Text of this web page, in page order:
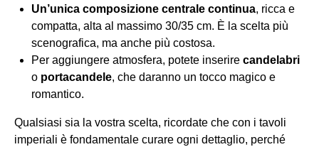
Un’unica composizione centrale continua, ricca e
compatta, alta al massimo 30/35 cm. È la scelta più
scenografica, ma anche più costosa.
Per aggiungere atmosfera, potete inserire candelabri
o portacandele, che daranno un tocco magico e
romantico.
Qualsiasi sia la vostra scelta, ricordate che con i tavoli
imperiali è fondamentale curare ogni dettaglio, perché